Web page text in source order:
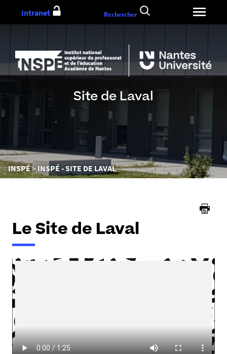
au
Site de Laval
Vous
êtes
INSPÉ INSPÉ - SITE DE LAVAL
Intranet Rechercher
Le Site de Laval